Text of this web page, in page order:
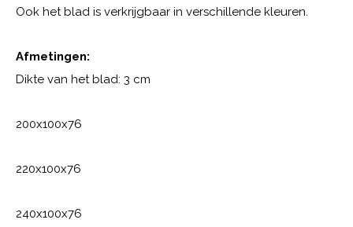
Ook het blad is verkrijgbaar in verschillende kleuren.
Afmetingen:
Dikte van het blad: 3 cm
200x100x76
220x100x76
240x100x76